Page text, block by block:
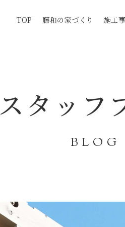
TOP 藤和の家づくり 施工
スタッフ
BLOG